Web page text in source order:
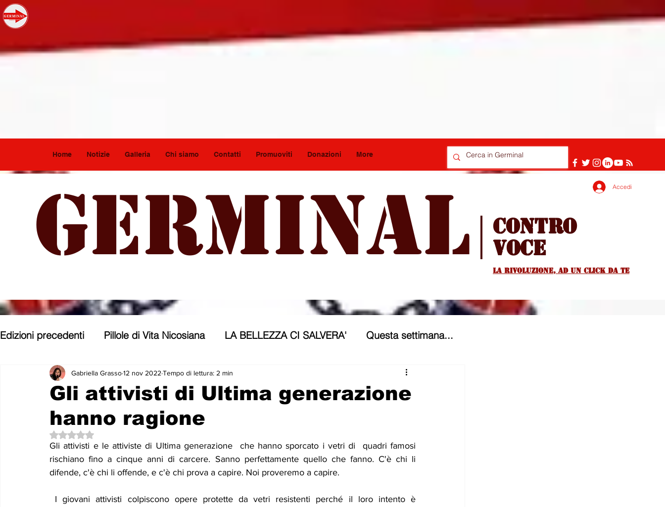
Home Notizie Galleria Chi siamo Contatti Promuoviti Donazioni More
Germinal Accedi
Contro
voce
La rivoluzione, ad un Click da te
Edizioni precedenti Pillole di Vita Nicosiana LA BELLEZZA CI SALVERA' Questa settimana...
Parole, pensieri, opere e opinioni Entroterra
Con gli occhi di uno Zoomer Politica nostrana
Le memorie di donna Prizzita. Un ro MUSICA UP RUBRICA: LA NOSTRA
LEONFORTE 2040 ATTUALITA' VIGNETTE
Gli attivisti di Ultima generazione
hanno ragione
Gabriella Grasso12 nov 2022 Tempo di lettura: 2 min
Valutazione NaN stelle su 5.
Gli attivisti e le attiviste di Ultima generazione  che hanno sporcato i vetri di  quadri famosi
rischiano fino a cinque anni di carcere. Sanno perfettamente quello che fanno. C'è chi li
difende, c'è chi li offende, e c'è chi prova a capire. Noi proveremo a capire.